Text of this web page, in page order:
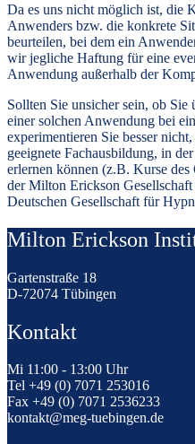
Da es uns nicht möglich ist, die
Anwenders bzw. die konkrete
beurteilen, bei dem ein
wir jegliche Haftung für eine
Anwendung außerhalb der
Sollten Sie unsicher sein, ob
einer solchen Anwendung bei
experimentieren Sie besser
geeignete Fachausbildung, in
erlernen können (z.B. Kurse des
der Milton Erickson
Deutschen Gesellschaft für
Milton Erickson
Gartenstraße 18
D-72074 Tübingen
Kontakt
Mi 11:00 - 13:00 Uhr
Tel +49 (0) 7071 253016
Fax +49 (0) 7071 2536233
kontakt@meg-tuebingen.de